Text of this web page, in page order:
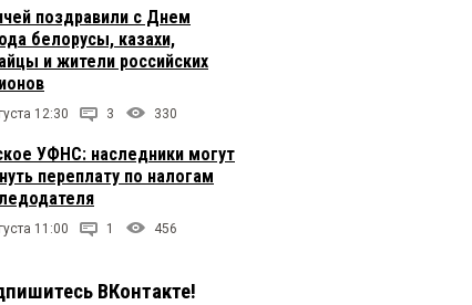
поздравили с Днем
белорусы, казахи,
и жители российских
12:30 3 330
УФНС: наследники могут
переплату по налогам
11:00 1 456
ВКонтакте!